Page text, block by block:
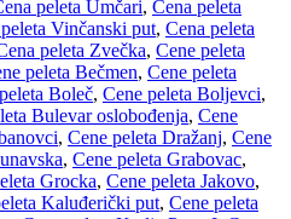
peleta Umčari, Cena peleta
Vinčanski put, Cena peleta
peleta Zvečka, Cene peleta
peleta Bečmen, Cene peleta
Boleč, Cene peleta Boljevci,
Bulevar oslobođenja, Cene
, Cene peleta Dražanj, Cene
, Cene peleta Grabovac,
Grocka, Cene peleta Jakovo,
Kaluđerički put, Cene peleta